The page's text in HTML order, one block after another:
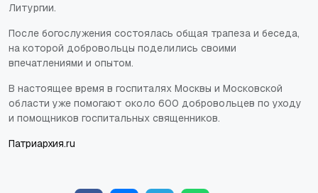
Литургии.
После богослужения состоялась общая трапеза и беседа,
на которой добровольцы поделились своими
впечатлениями и опытом.
В настоящее время в госпиталях Москвы и Московской
области уже помогают около 600 добровольцев по уходу
и помощников госпитальных священников.
Патриархия.ru